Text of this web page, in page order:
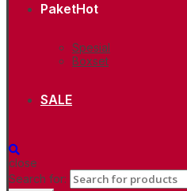
PaketHot
Spesial
Boxset
SALE
close
Search for: